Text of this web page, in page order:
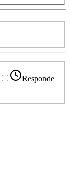
Responde